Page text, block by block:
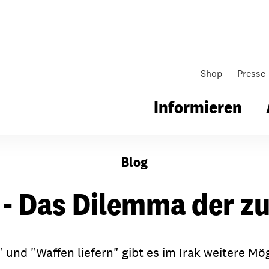
Shop Presse
Informieren
Wo wir arbeiten
Über unsere politische Arbeit
für Schule & Jugend
& Seminare
Kollekten
Fürbitten
Blog
Das Dilemma der
"Waffen liefern" gibt es im Irak weitere